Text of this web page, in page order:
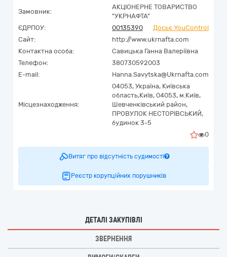
Замовник:
АКЦІОНЕРНЕ ТОВАРИСТВО
"УКPНAФТА"
ЄДРПОУ:
00135390
Досьє YouControl
Сайт:
http://www.ukrnafta.com
Контактна особа:
Савицька Ганна Валеріївна
Телефон:
380730592003
E-mail:
Hanna.Savytska@Ukrnafta.com
Місцезнаходження:
04053, Україна, Київська
область,Київ, 04053, м.Київ,
Шевченківський район,
ПРОВУЛОК НЕСТОРІВСЬКИЙ,
будинок 3-5
0
Витяг про відсутність судимості
Реєстр корупційних порушників
ДЕТАЛІ ЗАКУПІВЛІ
ЗВЕРНЕННЯ